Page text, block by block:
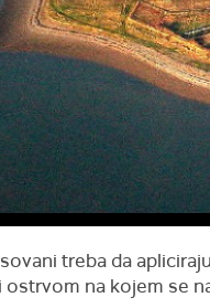
treba da
ostrvom na kojem se